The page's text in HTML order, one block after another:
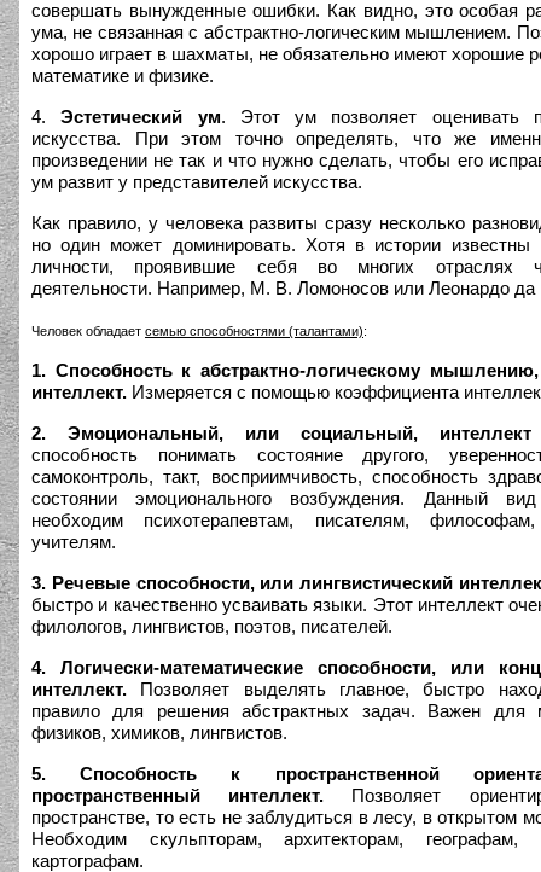
совершать вынужденные ошибки. Как видно, это особая
ума, не связанная с абстрактно-логическим мышлением.
хорошо играет в шахматы, не обязательно имеют хорошие
математике и физике.
4.Эстетический ум. Этот ум позволяет оценивать
искусства. При этом точно определять, что же
произведении не так и что нужно сделать, чтобы его
ум развит у представителей искусства.
Как правило, у человека развиты сразу несколько
но один может доминировать. Хотя в истории
личности, проявившие себя во многих отраслях
деятельности. Например, М. В. Ломоносов или Леонардо да
Человек обладает семью способностями (талантами):
1. Способность к абстрактно-логическому
интеллект. Измеряется с помощью коэффициента
2. Эмоциональный, или социальный, интеллект
способность понимать состояние другого,
самоконтроль, такт, восприимчивость, способность
состоянии эмоционального возбуждения. Данный вид
необходим психотерапевтам, писателям,
учителям.
3. Речевые способности, или лингвистический
быстро и качественно усваивать языки. Этот интеллект
филологов, лингвистов, поэтов, писателей.
4. Логически-математические способности, или
интеллект. Позволяет выделять главное, быстро
правило для решения абстрактных задач. Важен для
физиков, химиков, лингвистов.
5. Способность к пространственной
пространственный интеллект. Позволяет
пространстве, то есть не заблудиться в лесу, в открытом
Необходим скульпторам, архитекторам, географам,
картографам.